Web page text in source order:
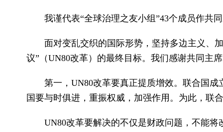
我谨代表“全球治理之友小组”43个成员作共
面对变乱交织的国际形势，坚持多边主义、
议”（UN80改革）的最终目标。我们感谢共同主
第一，UN80改革要真正提质增效。联合国
国要与时俱进，重振权威，加强作用。为此，联
UN80改革要解决的不仅是财政问题，不能